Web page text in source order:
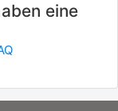
eine